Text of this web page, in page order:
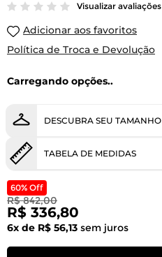
Visualizar avaliações
Adicionar aos favoritos
Política de Troca e Devolução
Carregando opções..
DESCUBRA SEU TAMANHO
TABELA DE MEDIDAS
60% Off
R$ 842,00
R$ 336,80
6x de R$ 56,13 sem juros